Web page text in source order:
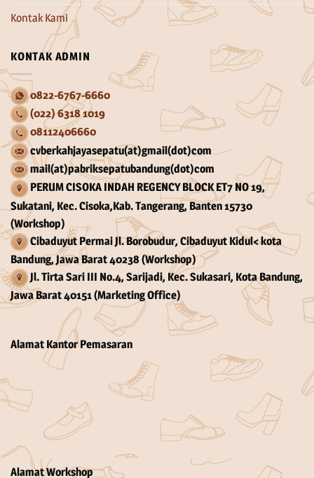
Kontak Kami
KONTAK ADMIN
0822-6767-6660
(022) 6318 1019
08112406660
cvberkahjayasepatu(at)gmail(dot)com
mail(at)pabriksepatubandung(dot)com
PERUM CISOKA INDAH REGENCY BLOCK ET7 NO 19,
Sukatani, Kec. Cisoka,Kab. Tangerang, Banten 15730
(Workshop)
Cibaduyut Permai Jl. Borobudur, Cibaduyut Kidul< kota
Bandung, Jawa Barat 40238 (Workshop)
Jl. Tirta Sari III No.4, Sarijadi, Kec. Sukasari, Kota Bandung,
Jawa Barat 40151 (Marketing Office)
Alamat Kantor Pemasaran
Alamat Workshop